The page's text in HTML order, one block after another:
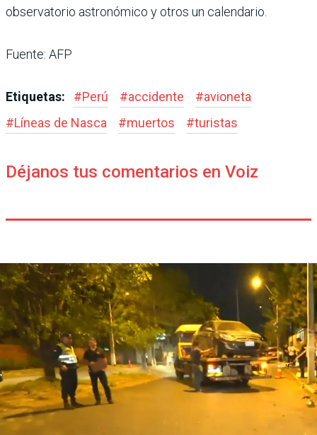
observatorio astronómico y otros un calendario.
Fuente: AFP
Etiquetas: #Perú #accidente #avioneta
#Líneas de Nasca #muertos #turistas
Déjanos tus comentarios en Voiz